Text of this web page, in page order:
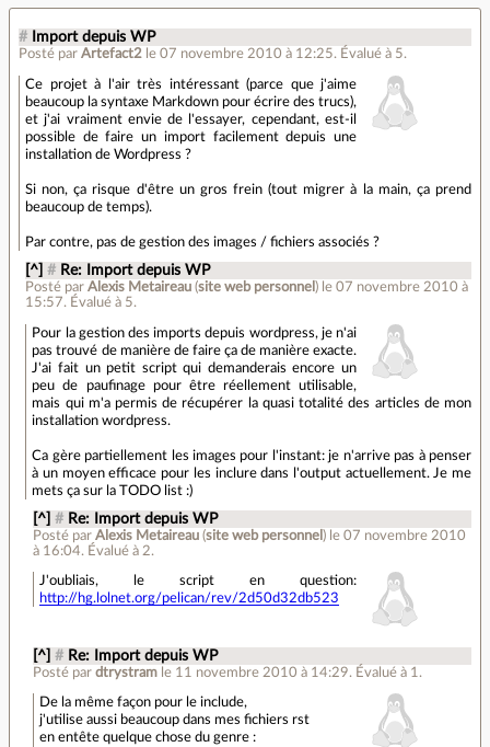
# Import depuis WP
Posté par Artefact2 le 07 novembre 2010 à 12:25. Évalué à 5.
Ce projet à l'air très intéressant (parce que j'aime
beaucoup la syntaxe Markdown pour écrire des trucs),
et j'ai vraiment envie de l'essayer, cependant, est-il
possible de faire un import facilement depuis une
installation de Wordpress ?
Si non, ça risque d'être un gros frein (tout migrer à la main, ça prend
beaucoup de temps).
Par contre, pas de gestion des images / fichiers associés ?
[^] # Re: Import depuis WP
Posté parAlexis Metaireau (site web personnel ) le 07 novembre 2010 à
15:57. Évalué à 5.
Pour la gestion des imports depuis wordpress, je n'ai
pas trouvé de manière de faire ça de manière exacte.
J'ai fait un petit script qui demanderais encore un
peu de paufinage pour être réellement utilisable,
mais qui m'a permis de récupérer la quasi totalité des articles de mon
installation wordpress.
Ca gère partiellement les images pour l'instant: je n'arrive pas à penser
à un moyen efficace pour les inclure dans l'output actuellement. Je me
mets ça sur la TODO list :)
[^] # Re: Import depuis WP
Posté par Alexis Metaireau(site web personnel ) le 07 novembre 2010
à 16:04. Évalué à 2.
J'oubliais, le script en question:
http://hg.lolnet.org/pelican/rev/2d50d32db523
[^] # Re: Import depuis WP
Posté par dtrystram le 11 novembre 2010 à 14:29. Évalué à 1 .
De la même façon pour le include,
j'utilise aussi beaucoup dans mes fichiers rst
en entête quelque chose du genre :